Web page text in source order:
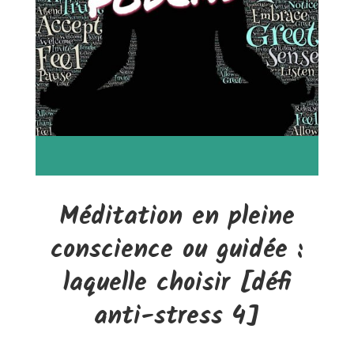
Méditation en pleine
conscience ou guidée :
laquelle choisir [défi
anti-stress 4]